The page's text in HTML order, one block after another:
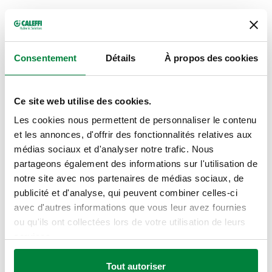
Consentement Détails À propos des cookies
Ce site web utilise des cookies.
Les cookies nous permettent de personnaliser le contenu
et les annonces, d'offrir des fonctionnalités relatives aux
médias sociaux et d'analyser notre trafic. Nous
partageons également des informations sur l'utilisation de
notre site avec nos partenaires de médias sociaux, de
publicité et d'analyse, qui peuvent combiner celles-ci
avec d'autres informations que vous leur avez fournies
ou qu'ils ont collectées lors de votre utilisation de leurs
Tout autoriser
Code
G 1/2" A (ISO 228-
G 1/2" (ISO 228-
Tarage
2,5 bar
Dessins 2D
Modèles 3D